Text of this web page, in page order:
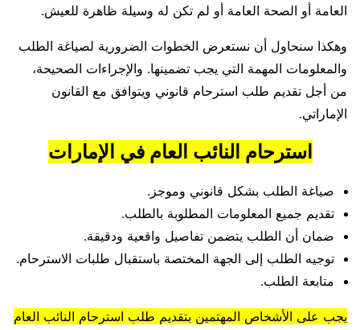
العامة أو الصحة العامة أو لم تكن له وسيلة ظاهرة للعيش.
وهكذا سنحاول أن نستعرض الخطوات الضرورية لصياغة الطلب
والمعلومات المهمة التي يجب تضمينها. والإجراءات الصحيحة،
من أجل تقديم طلب استرحام قانوني ويتوافق مع القانون
الإماراتي.
استرحام النائب العام في الإمارات
صياغة الطلب بشكل قانوني وموجز.
تقديم جميع المعلومات المطلوبة بالطلب.
ضمان أن الطلب يتضمن تفاصيل واقعية ودقيقة.
توجيه الطلب إلى الجهة المختصة باستقبال طلبات الاسترحام.
متابعة الطلب.
يجب على الأشخاص المهتمين بتقديم طلب استرحام النائب العام